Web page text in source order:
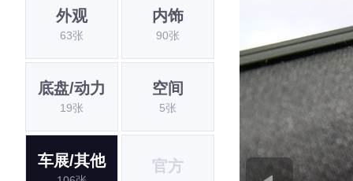
外观
63张
内饰
90张
底盘/动力
19张
空间
5张
车展/其他 官方